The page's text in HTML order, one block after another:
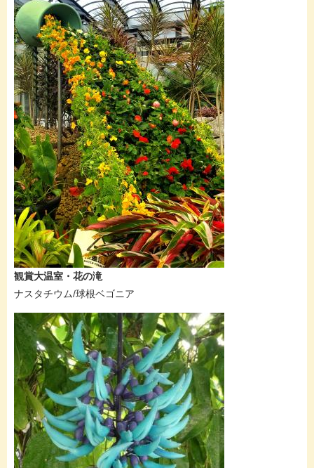
​観賞大温室・花の滝
ナスタチウム/球根ベゴニア​